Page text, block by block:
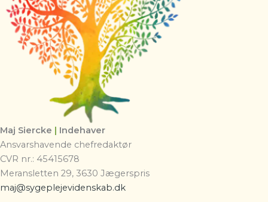
Maj Siercke | Indehaver
Ansvarshavende chefredaktør
CVR nr.: 45415678
Meransletten 29, 3630 Jægerspris
maj@sygeplejevidenskab.dk